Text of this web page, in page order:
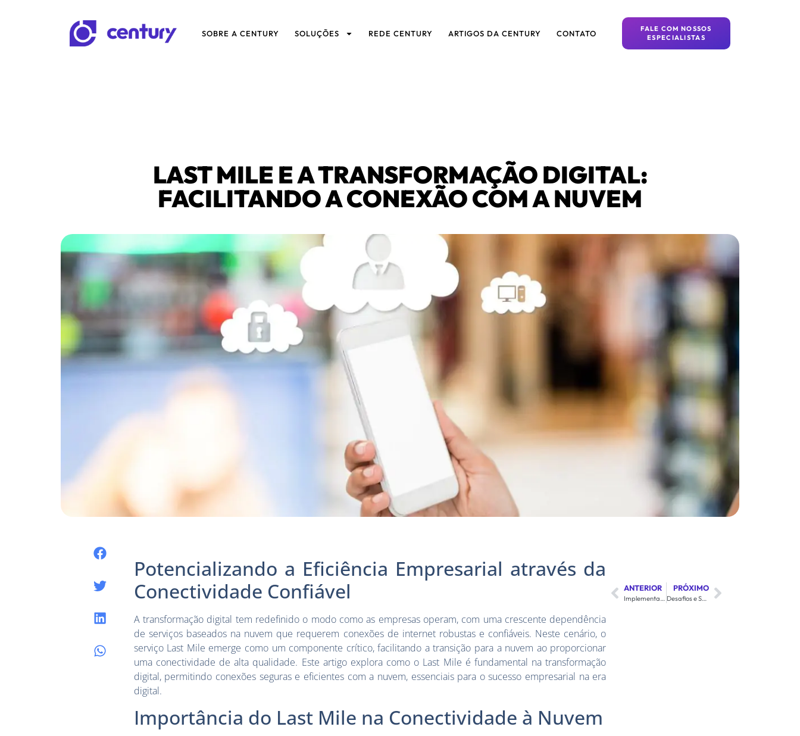
SOBRE A CENTURY SOLUÇÕES REDE CENTURY ARTIGOS DA CENTURY CONTATO
FALE COM NOSSOS
ESPECIALISTAS
LAST MILE E A TRANSFORMAÇÃO DIGITAL:
FACILITANDO A CONEXÃO COM A NUVEM
Potencializando a Eficiência Empresarial através da
Conectividade Confiável
A transformação digital tem redefinido o modo como as empresas operam, com uma crescente dependência
de serviços baseados na nuvem que requerem conexões de internet robustas e confiáveis. Neste cenário, o
serviço Last Mile emerge como um componente crítico, facilitando a transição para a nuvem ao proporcionar
uma conectividade de alta qualidade. Este artigo explora como o Last Mile é fundamental na transformação
digital, permitindo conexões seguras e eficientes com a nuvem, essenciais para o sucesso empresarial na era
digital.
Importância do Last Mile na Conectividade à Nuvem
ANTERIOR
Implementando o Last Mile: Considerações e Melhores Práticas
PRÓXIMO
Desafios e Soluções na Implementação do Last Mile em Áreas Remotas